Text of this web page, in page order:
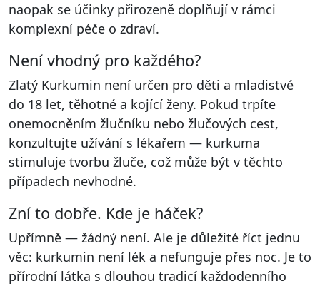
naopak se účinky přirozeně doplňují v rámci
komplexní péče o zdraví.
Není vhodný pro každého?
Zlatý Kurkumin není určen pro děti a mladistvé
do 18 let, těhotné a kojící ženy. Pokud trpíte
onemocněním žlučníku nebo žlučových cest,
konzultujte užívání s lékařem — kurkuma
stimuluje tvorbu žluče, což může být v těchto
případech nevhodné.
Zní to dobře. Kde je háček?
Upřímně — žádný není. Ale je důležité říct jednu
věc: kurkumin není lék a nefunguje přes noc. Je to
přírodní látka s dlouhou tradicí každodenního